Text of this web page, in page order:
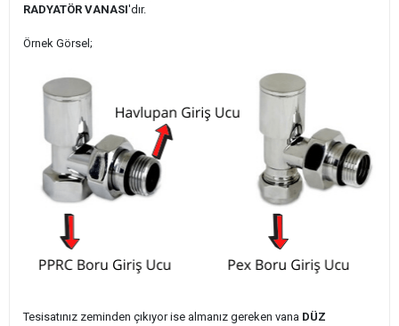
RADYATÖR VANASI'dır.
Örnek Görsel;
Tesisatınız zeminden çıkıyor ise almanız gereken vana DÜZ